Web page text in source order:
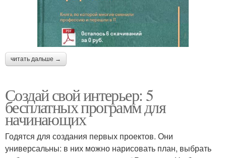
читать дальше →
Создай свой интерьер: 5
бесплатных программ для
начинающих
Годятся для создания первых проектов. Они
универсальны: в них можно нарисовать план, выбрать